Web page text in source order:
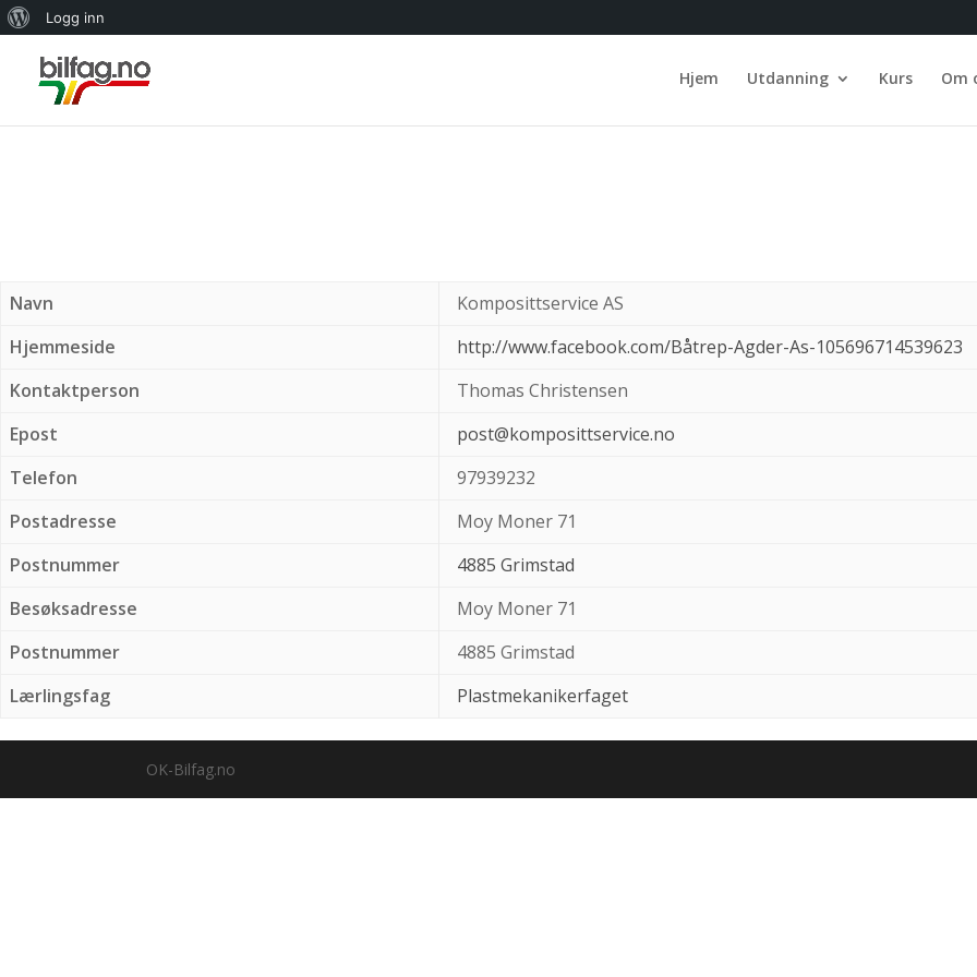
OmLogg inn
Hjem Utdanning Kurs Om
Navn
Komposittservice AS
Hjemmeside
http://www.facebook.com/Båtrep-Agder-As-105696714539623
Kontaktperson
Thomas Christensen
Epost
post@komposittservice.no
Telefon
97939232
Postadresse
Moy Moner 71
Postnummer
4885 Grimstad
Besøksadresse
Moy Moner 71
Postnummer
4885 Grimstad
Lærlingsfag
Plastmekanikerfaget
OK-Bilfag.no